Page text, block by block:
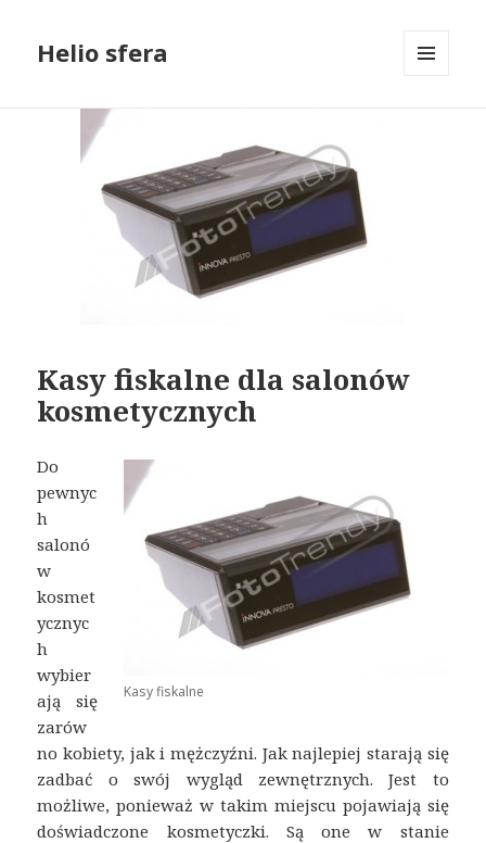
Helio sfera
Kasy fiskalne dla salonów
kosmetycznych
Kasy fiskalne
Do
pewnyc
h
salonó
w
kosmet
ycznyc
h
wybier
ają się
zarów
no kobiety, jak i mężczyźni. Jak najlepiej starają się
zadbać o swój wygląd zewnętrznych. Jest to
możliwe, ponieważ w takim miejscu pojawiają się
doświadczone kosmetyczki. Są one w stanie